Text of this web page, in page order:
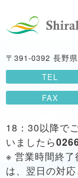
〒391-0392 長野
TEL
FAX
18：30以降で
いましたら
※ 営業時間終
は、翌日の対応